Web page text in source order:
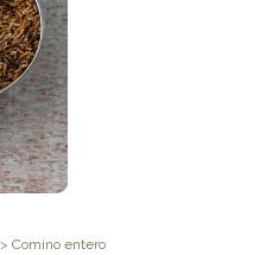
> Comino entero